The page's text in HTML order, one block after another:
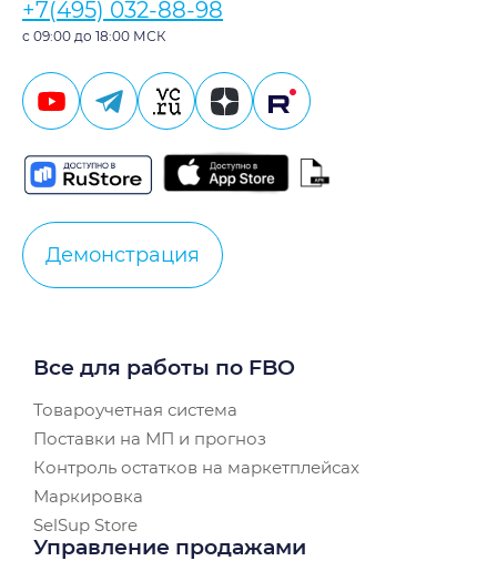
+7(495) 032-88-98
с 09:00 до 18:00 МСК
Демонстрация
Все для работы по FBO
Товароучетная система
Поставки на МП и прогноз
Контроль остатков на маркетплейсах
Маркировка
SelSup Store
Управление продажами